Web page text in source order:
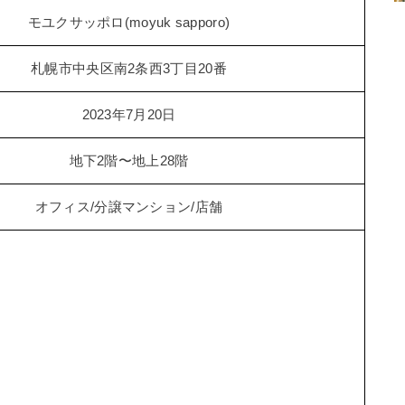
モユクサッポロ(moyuk sapporo)
札幌市中央区南2条西3丁目20番
2023年7月20日
地下2階〜地上28階
オフィス/分譲マンション/店舗